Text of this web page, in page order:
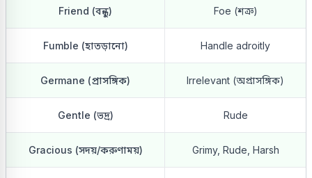
Friend (বন্ধু) Foe (শত্রু)
Fumble (হাতড়ানো) Handle adroitly
Germane (প্রাসঙ্গিক) Irrelevant (অপ্রাসঙ্গিক)
Gentle (ভদ্র) Rude
Gracious (সদয়/করুণাময়) Grimy, Rude, Harsh